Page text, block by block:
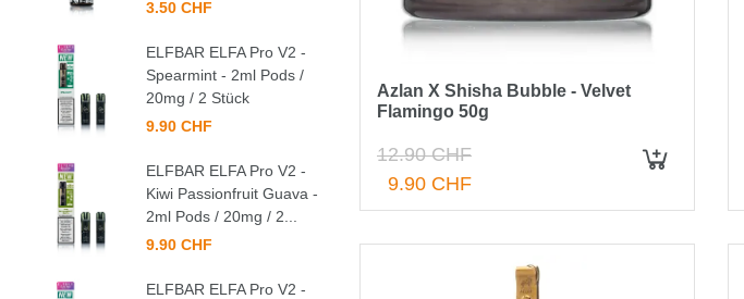
Azlan X Shisha Bubble - Velvet
Flamingo 50g
12.90 CHF
9.90 CHF
3.50 CHF
ELFBAR ELFA Pro V2 -
Spearmint - 2ml Pods /
20mg / 2 Stück
9.90 CHF
ELFBAR ELFA Pro V2 -
Kiwi Passionfruit Guava -
2ml Pods / 20mg / 2...
9.90 CHF
ELFBAR ELFA Pro V2 -